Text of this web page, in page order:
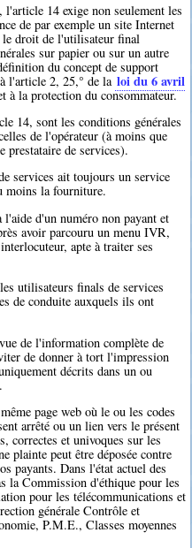
14 exige non seulement les
de par exemple un site Internet
le droit de l'utilisateur final
sur papier ou sur un autre
du concept de support
l'article 2, 25,° de la loi du 6 avril
à la protection du consommateur.
14, sont les conditions générales
de l'opérateur (à moins que
prestataire de services).
services ait toujours un service
moins la fourniture.
d'un numéro non payant et
avoir parcouru un menu IVR,
apte à traiter ses
utilisateurs finals de services
de conduite auxquels ils ont
de l'information complète de
de donner à tort l'impression
décrits dans un ou
page web où le ou les codes
arrêté ou un lien vers le présent
correctes et univoques sur les
plainte peut être déposée contre
payants. Dans l'état actuel des
la Commission d'éthique pour les
pour les télécommunications et
générale Contrôle et
P.M.E., Classes moyennes